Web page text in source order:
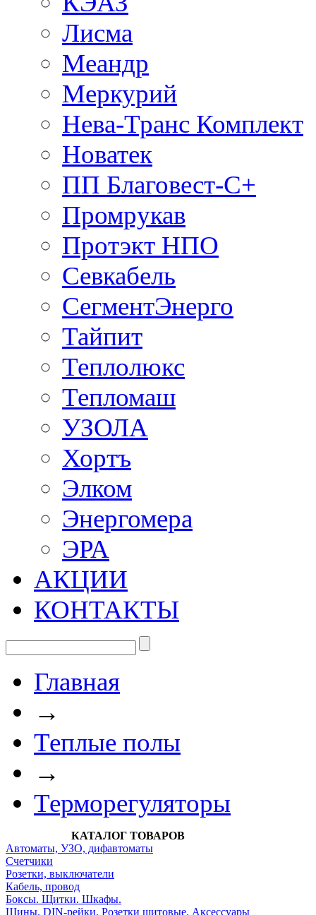
Лисма
Меандр
Меркурий
Нева-Транс Комплект
Новатек
ПП Благовест-С+
Промрукав
Протэкт НПО
Севкабель
СегментЭнерго
Тайпит
Теплолюкс
Тепломаш
УЗОЛА
Хортъ
Элком
Энергомера
ЭРА
АКЦИИ
КОНТАКТЫ
Главная
→
Теплые полы
→
Терморегуляторы
КАТАЛОГ ТОВАРОВ
Автоматы, УЗО, дифавтоматы
Счетчики
Розетки, выключатели
Кабель, провод
Боксы. Щитки. Шкафы.
Шины. DIN-рейки. Розетки щитовые. Аксессуары